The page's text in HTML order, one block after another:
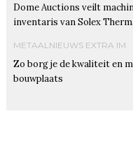
Dome Auctions veilt
inventaris van Solex
METAALNIEUWS EXTRA IM
Zo borg je de kwaliteit en
bouwplaats